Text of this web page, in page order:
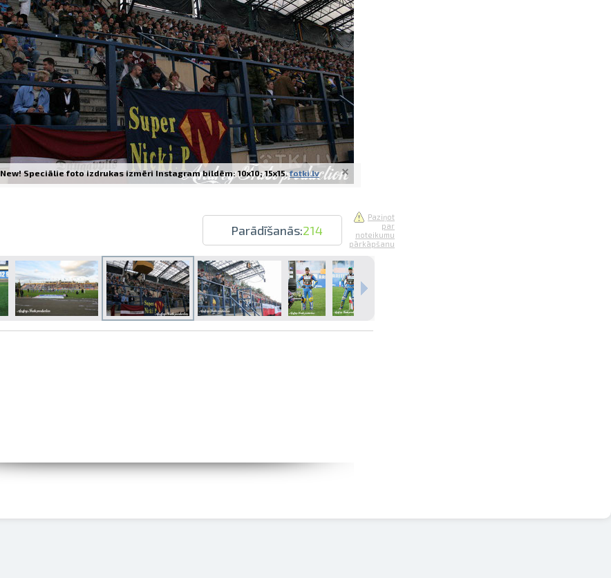
Izdrukas 1h laikā Rīgā – pasūtiet tiešsaistē
Dažādi formāti un papīra veidi jūsu foto
Piegāde visā Latvijā vai saņemšana klātienē
New! Speciālie foto izdrukas izmēri Instagram bildēm: 10x10; 15x15. fotki.lv
Parādīšanās:214
Paziņot
par
noteikumu
pārkāpšanu